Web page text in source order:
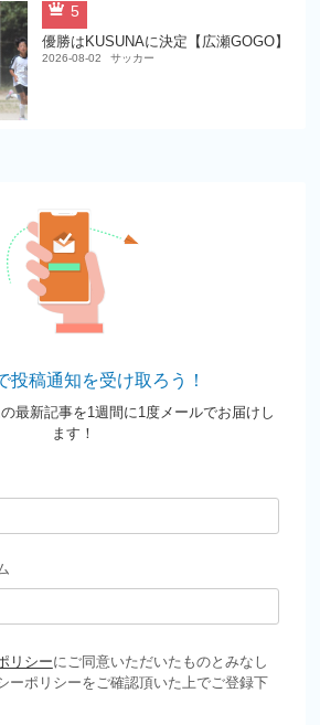
5
優勝はKUSUNAに決定【広瀬GOGO】
2026-08-02 サッカー
投稿通知を受け取ろう！
最新記事を1週間に1度メールでお届けし
ます！
リシーにご同意いただいたものとみなし
ーポリシーをご確認頂いた上でご登録下